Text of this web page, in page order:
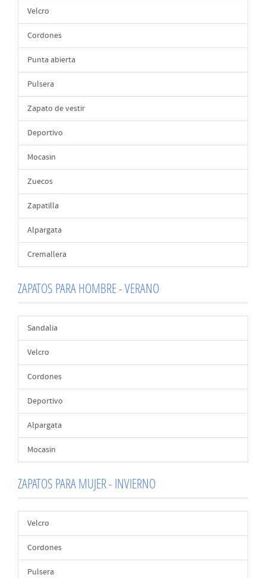
Velcro
Cordones
Punta abierta
Pulsera
Zapato de vestir
Deportivo
Mocasin
Zuecos
Zapatilla
Alpargata
Cremallera
ZAPATOS PARA HOMBRE - VERANO
Sandalia
Velcro
Cordones
Deportivo
Alpargata
Mocasin
ZAPATOS PARA MUJER - INVIERNO
Velcro
Cordones
Pulsera